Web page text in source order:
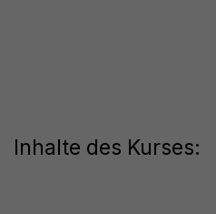
Inhalte des Kurses: